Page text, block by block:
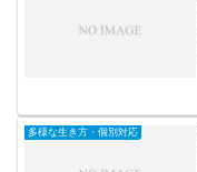
多様な生き方・個別対応